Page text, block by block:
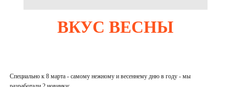
ВКУС ВЕСНЫ
Специально к 8 марта - самому нежному и весеннему дню в году - мы